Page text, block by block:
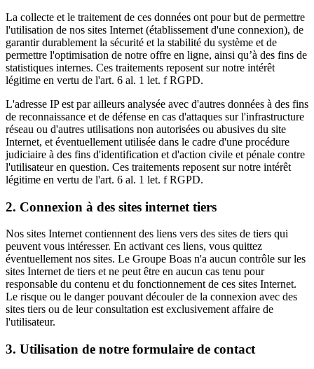
La collecte et le traitement de ces données ont pour but de permettre
l'utilisation de nos sites Internet (établissement d'une connexion), de
garantir durablement la sécurité et la stabilité du système et de
permettre l'optimisation de notre offre en ligne, ainsi qu’à des fins de
statistiques internes. Ces traitements reposent sur notre intérêt
légitime en vertu de l'art. 6 al. 1 let. f RGPD.
L'adresse IP est par ailleurs analysée avec d'autres données à des fins
de reconnaissance et de défense en cas d'attaques sur l'infrastructure
réseau ou d'autres utilisations non autorisées ou abusives du site
Internet, et éventuellement utilisée dans le cadre d'une procédure
judiciaire à des fins d'identification et d'action civile et pénale contre
l'utilisateur en question. Ces traitements reposent sur notre intérêt
légitime en vertu de l'art. 6 al. 1 let. f RGPD.
2. Connexion à des sites internet tiers
Nos sites Internet contiennent des liens vers des sites de tiers qui
peuvent vous intéresser. En activant ces liens, vous quittez
éventuellement nos sites. Le Groupe Boas n'a aucun contrôle sur les
sites Internet de tiers et ne peut être en aucun cas tenu pour
responsable du contenu et du fonctionnement de ces sites Internet.
Le risque ou le danger pouvant découler de la connexion avec des
sites tiers ou de leur consultation est exclusivement affaire de
l'utilisateur.
3. Utilisation de notre formulaire de contact